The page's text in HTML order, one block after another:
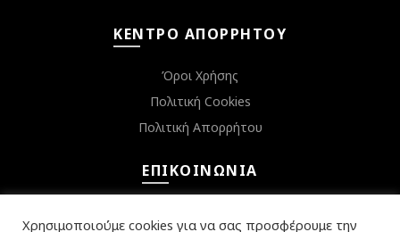
ΚΈΝΤΡΟ ΑΠΟΡΡΉΤΟΥ
Όροι Χρήσης
Πολιτική Cookies
Πολιτική Απορρήτου
ΕΠΙΚΟΙΝΩΝΊΑ
Κεφαλληνίας 6, Αργυρούπολη 16452
Χρησιμοποιούμε cookies για να σας προσφέρουμε την